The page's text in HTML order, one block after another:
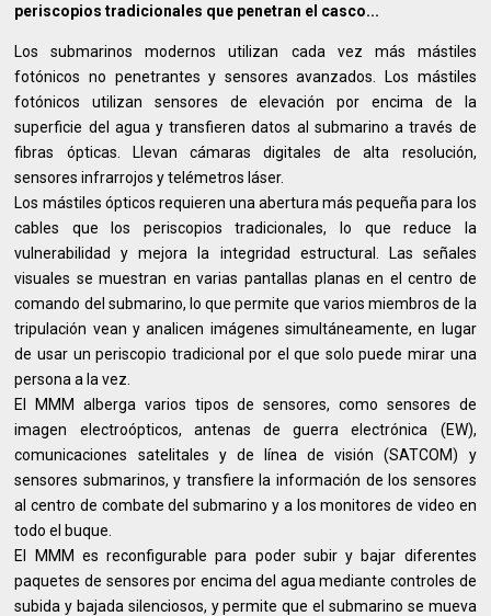
periscopios tradicionales que penetran el casco...
Los submarinos modernos utilizan cada vez más mástiles
fotónicos no penetrantes y sensores avanzados. Los mástiles
fotónicos utilizan sensores de elevación por encima de la
superficie del agua y transfieren datos al submarino a través de
fibras ópticas. Llevan cámaras digitales de alta resolución,
sensores infrarrojos y telémetros láser.
Los mástiles ópticos requieren una abertura más pequeña para los
cables que los periscopios tradicionales, lo que reduce la
vulnerabilidad y mejora la integridad estructural. Las señales
visuales se muestran en varias pantallas planas en el centro de
comando del submarino, lo que permite que varios miembros de la
tripulación vean y analicen imágenes simultáneamente, en lugar
de usar un periscopio tradicional por el que solo puede mirar una
persona a la vez.
El MMM alberga varios tipos de sensores, como sensores de
imagen electroópticos, antenas de guerra electrónica (EW),
comunicaciones satelitales y de línea de visión (SATCOM) y
sensores submarinos, y transfiere la información de los sensores
al centro de combate del submarino y a los monitores de video en
todo el buque.
El MMM es reconfigurable para poder subir y bajar diferentes
paquetes de sensores por encima del agua mediante controles de
subida y bajada silenciosos, y permite que el submarino se mueva